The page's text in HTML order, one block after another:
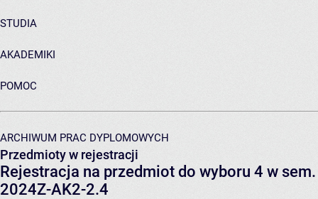
STUDIA
AKADEMIKI
POMOC
ARCHIWUM PRAC DYPLOMOWYCH
Przedmioty w rejestracji
Rejestracja na przedmiot do wyboru 4 w
2024Z-AK2-2.4